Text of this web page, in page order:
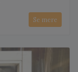
Se mere